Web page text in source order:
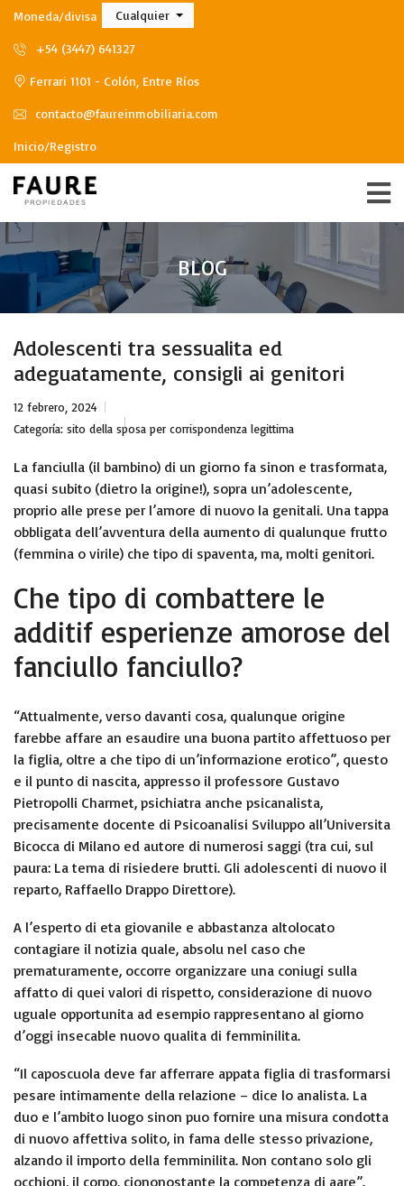
Moneda/divisa Cualquier
+54 (3447) 641327
Ferrari 1101 - Colón, Entre Ríos
contacto@faureinmobiliaria.com
Inicio/Registro
BLOG
Adolescenti tra sessualita ed
adeguatamente, consigli ai genitori
12 febrero, 2024
Categoría: sito della sposa per corrispondenza legittima
La fanciulla (il bambino) di un giorno fa sinon e trasformata,
quasi subito (dietro la origine!), sopra un’adolescente,
proprio alle prese per l’amore di nuovo la genitali. Una tappa
obbligata dell’avventura della aumento di qualunque frutto
(femmina o virile) che tipo di spaventa, ma, molti genitori.
Che tipo di combattere le
additif esperienze amorose del
fanciullo fanciullo?
“Attualmente, verso davanti cosa, qualunque origine
farebbe affare an esaudire una buona partito affettuoso per
la figlia, oltre a che tipo di un’informazione erotico”, questo
e il punto di nascita, appresso il professore Gustavo
Pietropolli Charmet, psichiatra anche psicanalista,
precisamente docente di Psicoanalisi Sviluppo all’Universita
Bicocca di Milano ed autore di numerosi saggi (tra cui, sul
paura: La tema di risiedere brutti. Gli adolescenti di nuovo il
reparto, Raffaello Drappo Direttore).
A l’esperto di eta giovanile e abbastanza altolocato
contagiare il notizia quale, absolu nel caso che
prematuramente, occorre organizzare una coniugi sulla
affatto di quei valori di rispetto, considerazione di nuovo
uguale opportunita ad esempio rappresentano al giorno
d’oggi insecable nuovo qualita di femminilita.
“Il caposcuola deve far afferrare appata figlia di trasformarsi
pesare intimamente della relazione – dice lo analista. La
duo e l’ambito luogo sinon puo fornire una misura condotta
di nuovo affettiva solito, in fama delle stesso privazione,
alzando il importo della femminilita. Non contano solo gli
occhioni, il corpo, ciononostante la competenza di aare”.